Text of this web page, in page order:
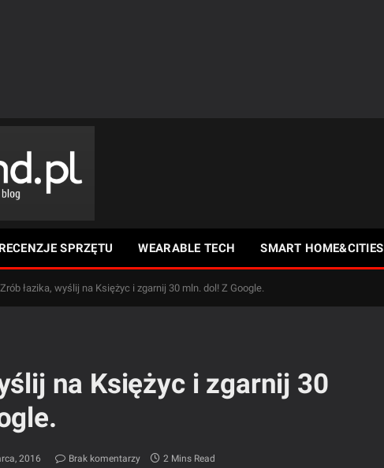
RECENZJE SPRZĘTU WEARABLE TECH SMART HOME&CITIES
Zrób łazika, wyślij na Księżyc i zgarnij 30 mln. dol! Z Google.
na Księżyc i zgarnij 30
2016 Brak komentarzy 2 Mins Read